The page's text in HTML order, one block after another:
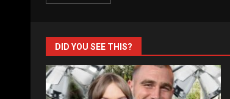
DID YOU SEE THIS?